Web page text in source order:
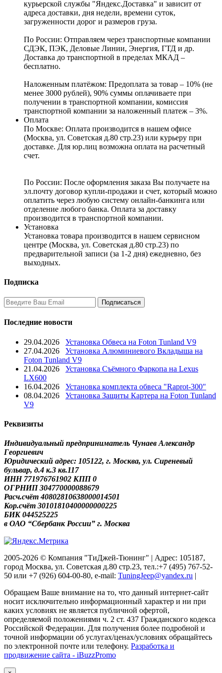
курьерской службы "Яндекс.Доставка" и зависит от
адреса доставки, дня недели, времени суток,
загруженности дорог и размеров груза.
По России: Отправляем через транспортные компании
СДЭК, ПЭК, Деловые Линии, Энергия, ГТД и др.
Доставка до транспортной в пределах МКАД –
бесплатно.
Наложенным платёжом: Предоплата за товар – 10% (не
менее 3000 рублей), 90% суммы оплачиваете при
получении в транспортной компании, комиссия
транспортной компании за наложенный платеж – 3%.
Оплата
По Москве: Оплата производится в нашем офисе
(Москва, ул. Советская д.80 стр.23) или курьеру при
доставке. Для юр.лиц возможна оплата на расчетный
счет.
По России: После оформления заказа Вы получаете на
эл.почту договор купли-продажи и счет, который можно
оплатить через любую систему онлайн-банкинга или
отделение любого банка. Оплата за доставку
производится в транспортной компании.
Установка
Установка товара производится в нашем сервисном
центре (Москва, ул. Советская д.80 стр.23) по
предварительной записи (за 1-2 дня) ежедневно, без
выходных.
Подписка
Последние новости
29.04.2026
Установка Обвеса на Foton Tunland V9
27.04.2026
Установка Алюминиевого Вкладыша на
Foton Tunland V9
21.04.2026
Установка Съёмного Фаркопа на Lexus
LX600
16.04.2026
Установка комплекта обвеса "Raprot-300"
08.04.2026
Установка Защиты Картера на Foton Tunland
V9
Реквизиты
Индивидуальный предприниматель Чунаев Александр
Георгиевич
Юридический адрес: 105122, г. Москва, ул. Сиреневый
бульвар, д.4 к.3 кв.117
ИНН 771976761902 КПП 0
ОГРНИП 304770000088679
Расч.счёт 40802810638000014501
Кор.счёт 30101810400000000225
БИК 044525225
в ОАО “Сбербанк России” г. Москва
2005-2026 © Компания "ТиДжей-Тюнинг" | Адрес: 105187,
город Москва, ул. Советская д.80 стр.23, тел.:+7 (495) 767-52-
50 или +7 (926) 604-00-80, e-mail: TuningJeep@yandex.ru |
Обращаем Ваше внимание на то, что данный интернет-сайт
носит исключительно информационный характер и ни при
каких условиях не является публичной офертой,
определяемой положениями ч. 2 ст. 437 Гражданского кодекса
Российской Федерации. Для получения более подробной и
точной информации об услугах/ценах/условиях обращайтесь
по электронной почте или телефону. Разработка и
продвижение сайта - iBuzzPromo